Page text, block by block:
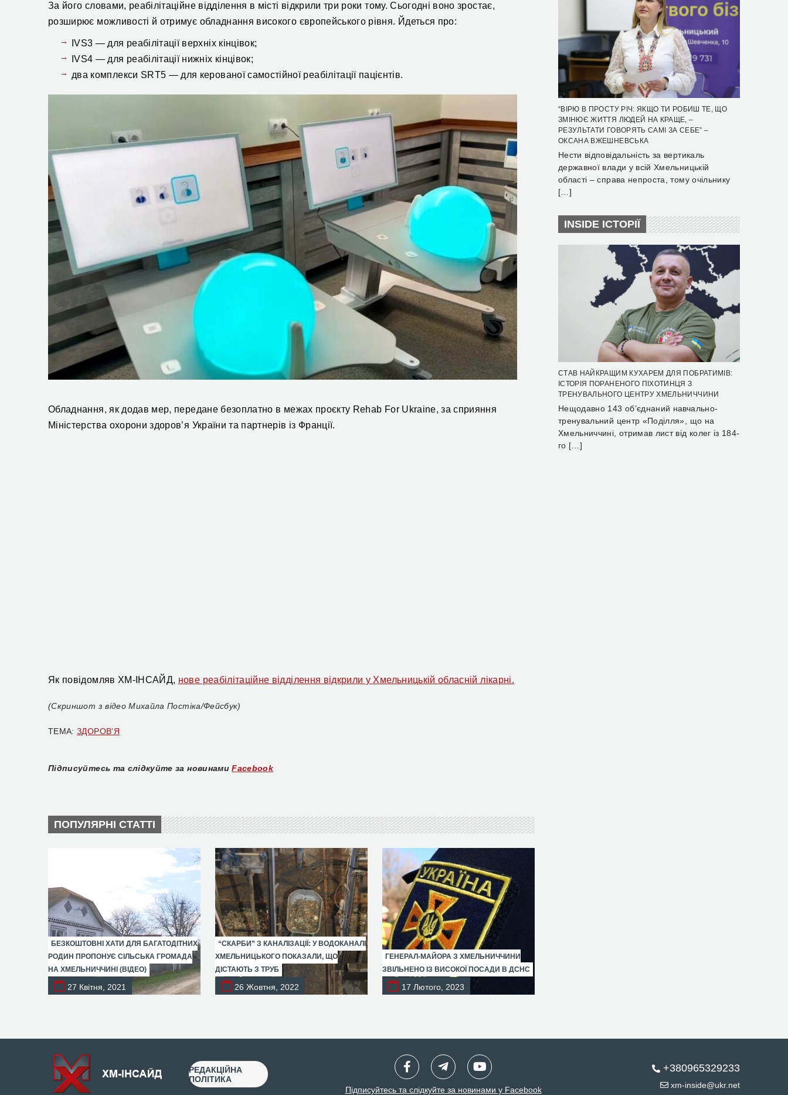
За його словами, реабілітаційне відділення в місті відкрили три роки тому. Сьогодні воно зростає,
розширює можливості й отримує обладнання високого європейського рівня. Йдеться про:
IVS3 — для реабілітації верхніх кінцівок;
IVS4 — для реабілітації нижніх кінцівок;
два комплекси SRT5 — для керованої самостійної реабілітації пацієнтів.
Обладнання, як додав мер, передане безоплатно в межах проєкту Rehab For Ukraine, за сприяння
Міністерства охорони здоров’я України та партнерів із Франції.
Як повідомляв ХМ-ІНСАЙД, нове реабілітаційне відділення відкрили у Хмельницькій обласній лікарні.
(Скриншот з відео Михайла Постіка/Фейсбук)
ТЕМА:ЗДОРОВ’Я
Підписуйтесь та слідкуйте за новинами Facebook
ПОПУЛЯРНІ СТАТТІ
БЕЗКОШТОВНІ ХАТИ ДЛЯ БАГАТОДІТНИХ
РОДИН ПРОПОНУЄ СІЛЬСЬКА ГРОМАДА
НА ХМЕЛЬНИЧЧИНІ (ВІДЕО)
27 Квітня, 2021
“СКАРБИ” З КАНАЛІЗАЦІЇ: У ВОДОКАНАЛІ
ХМЕЛЬНИЦЬКОГО ПОКАЗАЛИ, ЩО
ДІСТАЮТЬ З ТРУБ
26 Жовтня, 2022
ГЕНЕРАЛ-МАЙОРА З ХМЕЛЬНИЧЧИНИ
ЗВІЛЬНЕНО ІЗ ВИСОКОЇ ПОСАДИ В ДСНС
17 Лютого, 2023
“ВІРЮ В ПРОСТУ РІЧ: ЯКЩО ТИ РОБИШ ТЕ, ЩО
ЗМІНЮЄ ЖИТТЯ ЛЮДЕЙ НА КРАЩЕ, –
РЕЗУЛЬТАТИ ГОВОРЯТЬ САМІ ЗА СЕБЕ” –
ОКСАНА ВЖЕШНЕВСЬКА
Нести відповідальність за вертикаль
державної влади у всій Хмельницькій
області – справа непроста, тому очільнику
[…]
INSIDE ІСТОРІЇ
СТАВ НАЙКРАЩИМ КУХАРЕМ ДЛЯ ПОБРАТИМІВ:
ІСТОРІЯ ПОРАНЕНОГО ПІХОТИНЦЯ З
ТРЕНУВАЛЬНОГО ЦЕНТРУ ХМЕЛЬНИЧЧИНИ
Нещодавно 143 об’єднаний навчально-
тренувальний центр «Поділля», що на
Хмельниччині, отримав лист від колег із 184-
го […]
РЕДАКЦІЙНА
ПОЛІТИКА
Підписуйтесь та слідкуйте за новинами у Facebook
+380965329233
xm-inside@ukr.net